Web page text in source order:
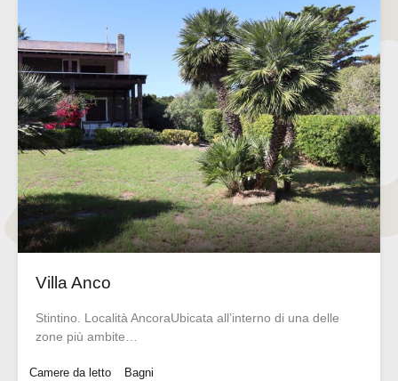
Villa Anco
Stintino. Località AncoraUbicata all’interno di una delle
zone più ambite…
Camere da letto
Bagni